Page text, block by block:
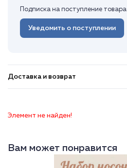
Подписка на поступление товара
Уведомить о поступлении
Доставка и возврат
Элемент не найден!
Вам может понравится